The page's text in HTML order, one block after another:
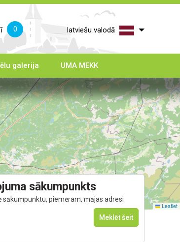
0 latviešu valodā
galerija UMA MEKK
Leaflet
sākumpunkts
sākumpunktu, piemēram, mājas adresi
Meklēt šeit